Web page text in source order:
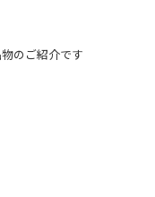
のご紹介です